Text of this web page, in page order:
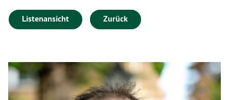
Listenansicht Zurück